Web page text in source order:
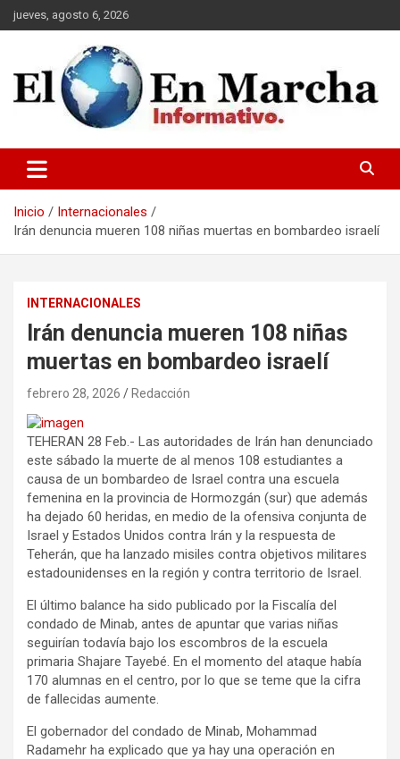
Saltar
al
jueves, agosto 6, 2026
elmundoenmarcha.net
Inicio
Internacionales
Irán denuncia mueren 108 niñas muertas en bombardeo israelí
INTERNACIONALES
Irán denuncia mueren 108 niñas
muertas en bombardeo israelí
febrero 28, 2026 Redacción
TEHERAN 28 Feb.- Las autoridades de Irán han denunciado
este sábado la muerte de al menos 108 estudiantes a
causa de un bombardeo de Israel contra una escuela
femenina en la provincia de Hormozgán (sur) que además
ha dejado 60 heridas, en medio de la ofensiva conjunta de
Israel y Estados Unidos contra Irán y la respuesta de
Teherán, que ha lanzado misiles contra objetivos militares
estadounidenses en la región y contra territorio de Israel.
El último balance ha sido publicado por la Fiscalía del
condado de Minab, antes de apuntar que varias niñas
seguirían todavía bajo los escombros de la escuela
primaria Shajare Tayebé. En el momento del ataque había
170 alumnas en el centro, por lo que se teme que la cifra
de fallecidas aumente.
El gobernador del condado de Minab, Mohammad
Radamehr ha explicado que ya hay una operación en